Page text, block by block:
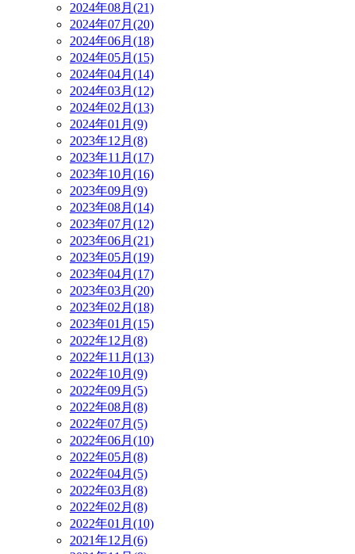
2024年08月(21)
2024年07月(20)
2024年06月(18)
2024年05月(15)
2024年04月(14)
2024年03月(12)
2024年02月(13)
2024年01月(9)
2023年12月(8)
2023年11月(17)
2023年10月(16)
2023年09月(9)
2023年08月(14)
2023年07月(12)
2023年06月(21)
2023年05月(19)
2023年04月(17)
2023年03月(20)
2023年02月(18)
2023年01月(15)
2022年12月(8)
2022年11月(13)
2022年10月(9)
2022年09月(5)
2022年08月(8)
2022年07月(5)
2022年06月(10)
2022年05月(8)
2022年04月(5)
2022年03月(8)
2022年02月(8)
2022年01月(10)
2021年12月(6)